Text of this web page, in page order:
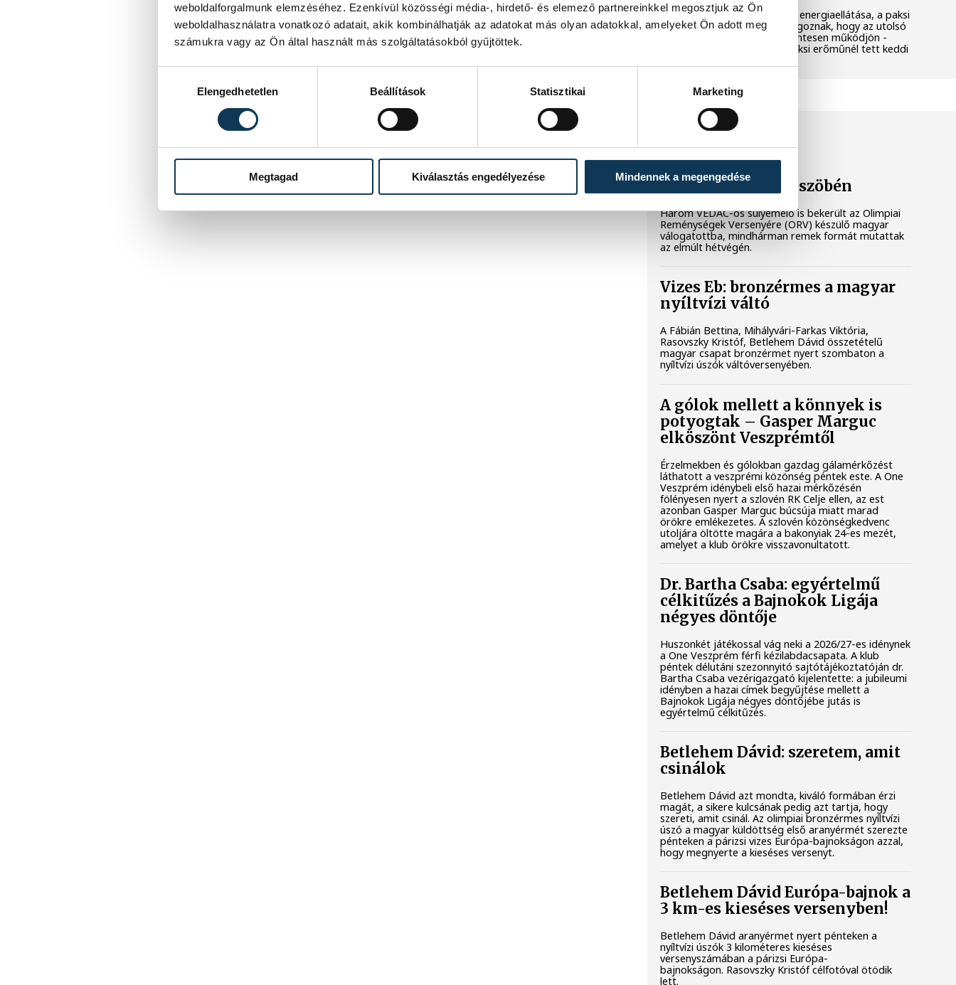
weboldalforgalmunk elemzéséhez. Ezenkívül közösségi média-, hirdető- és elemező partnereinkkel megosztjuk az Ön
weboldalhasználatra vonatkozó adatait, akik kombinálhatják az adatokat más olyan adatokkal, amelyeket Ön adott meg
számukra vagy az Ön által használt más szolgáltatásokból gyűjtöttek.
Elengedhetetlen
Beállítások Statisztikai Marketing
Megtagad Kiválasztás engedélyezése Mindennek a megengedése
Jelenleg stabil Magyarország energiaellátása, a paksi
erőmű munkatársai azon dolgoznak, hogy az utolsó
még termelő turbina hibamentesen működjön -
közölte a miniszterelnök a paksi erőműnél tett keddi
SPORT
Súlyos sikerek küszöbén
Három VEDAC-os súlyemelő is bekerült az Olimpiai
Reménységek Versenyére (ORV) készülő magyar
válogatottba, mindhárman remek formát mutattak
az elmúlt hétvégén.
Vizes Eb: bronzérmes a magyar
nyíltvízi váltó
A Fábián Bettina, Mihályvári-Farkas Viktória,
Rasovszky Kristóf, Betlehem Dávid összetételű
magyar csapat bronzérmet nyert szombaton a
nyíltvízi úszók váltóversenyében.
A gólok mellett a könnyek is
potyogtak – Gasper Marguc
elköszönt Veszprémtől
Érzelmekben és gólokban gazdag gálamérkőzést
láthatott a veszprémi közönség péntek este. A One
Veszprém idénybeli első hazai mérkőzésén
fölényesen nyert a szlovén RK Celje ellen, az est
azonban Gasper Marguc búcsúja miatt marad
örökre emlékezetes. A szlovén közönségkedvenc
utoljára öltötte magára a bakonyiak 24-es mezét,
amelyet a klub örökre visszavonultatott.
Dr. Bartha Csaba: egyértelmű
célkitűzés a Bajnokok Ligája
négyes döntője
Huszonkét játékossal vág neki a 2026/27-es idénynek
a One Veszprém férfi kézilabdacsapata. A klub
péntek délutáni szezonnyitó sajtótájékoztatóján dr.
Bartha Csaba vezérigazgató kijelentette: a jubileumi
idényben a hazai címek begyűjtése mellett a
Bajnokok Ligája négyes döntőjébe jutás is
egyértelmű célkitűzés.
Betlehem Dávid: szeretem, amit
csinálok
Betlehem Dávid azt mondta, kiváló formában érzi
magát, a sikere kulcsának pedig azt tartja, hogy
szereti, amit csinál. Az olimpiai bronzérmes nyíltvízi
úszó a magyar küldöttség első aranyérmét szerezte
pénteken a párizsi vizes Európa-bajnokságon azzal,
hogy megnyerte a kieséses versenyt.
Betlehem Dávid Európa-bajnok a
3 km-es kieséses versenyben!
Betlehem Dávid aranyérmet nyert pénteken a
nyíltvízi úszók 3 kilométeres kieséses
versenyszámában a párizsi Európa-
bajnokságon. Rasovszky Kristóf célfotóval ötödik
lett.